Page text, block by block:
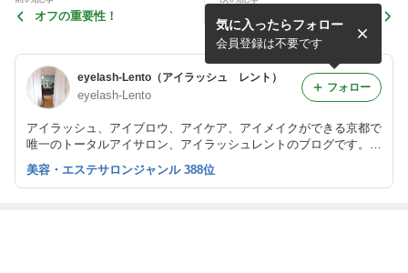
オフの重要性！ リペアのタイミング！
eyelash-Lento（アイラッシュ レント）
eyelash-Lento
アイラッシュ、アイブロウ、アイケア、アイメイクができる京都で
唯一のトータルアイサロン、アイラッシュレントのブログです。
ナチュラルなまつエクを得意とし、大人綺麗を提案しています。
また、まつげエクステスクールも開講しています。
気に入ったらフォロー
会員登録は不要です
フォロー
美容・エステサロンジャンル 388位